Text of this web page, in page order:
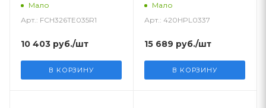
Мало
Арт.: FCH326TE035R1
10 403 руб./шт
В КОРЗИНУ
Мало
Арт.: 420HPL0337
15 689 руб./шт
В КОРЗИНУ